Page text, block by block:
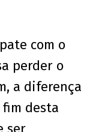
com o
perder o
a diferença
desta